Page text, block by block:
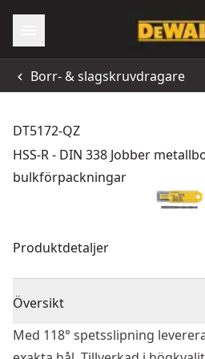
Borr- & slagskruvdragare
DT5172-QZ
HSS-R - DIN 338 Jobber
bulkförpackningar
Produktdetaljer
Översikt
Med 118° spetsslipning